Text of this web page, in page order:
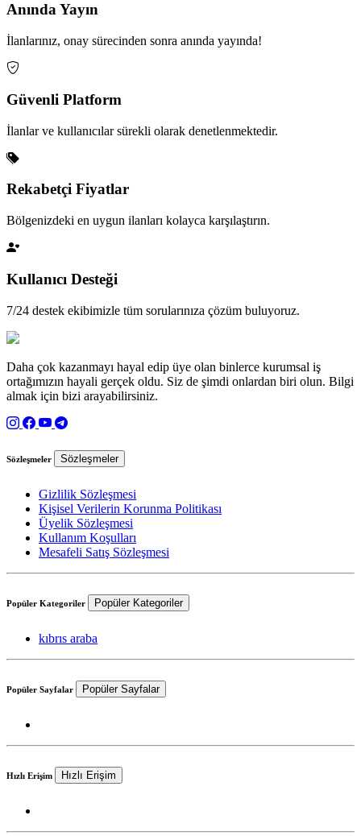
Anında Yayın
İlanlarınız, onay sürecinden sonra anında yayında!
Güvenli Platform
İlanlar ve kullanıcılar sürekli olarak denetlenmektedir.
Rekabetçi Fiyatlar
Bölgenizdeki en uygun ilanları kolayca karşılaştırın.
Kullanıcı Desteği
7/24 destek ekibimizle tüm sorularınıza çözüm buluyoruz.
Daha çok kazanmayı hayal edip üye olan binlerce kurumsal iş
ortağımızın hayali gerçek oldu. Siz de şimdi onlardan biri olun. Bilgi
almak için bizi arayabilirsiniz.
Sözleşmeler Sözleşmeler
Gizlilik Sözleşmesi
Kişisel Verilerin Korunma Politikası
Üyelik Sözleşmesi
Kullanım Koşulları
Mesafeli Satış Sözleşmesi
Popüler Kategoriler Popüler Kategoriler
kıbrıs araba
Popüler Sayfalar Popüler Sayfalar
Hızlı Erişim Hızlı Erişim